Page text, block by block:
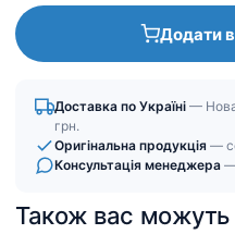
Додати
Доставка по Україні —
грн.
Оригінальна продукція —
Консультація менеджера —
Також вас можуть